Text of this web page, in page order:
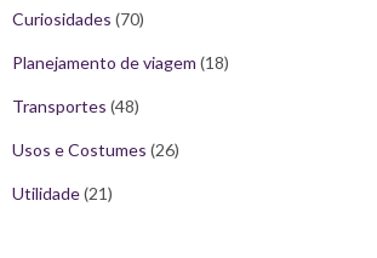
Curiosidades (70)
Planejamento de viagem (18)
Transportes (48)
Usos e Costumes (26)
Utilidade(21)